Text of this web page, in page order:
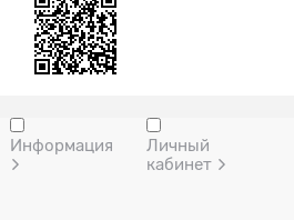
Информация
Личный
кабинет